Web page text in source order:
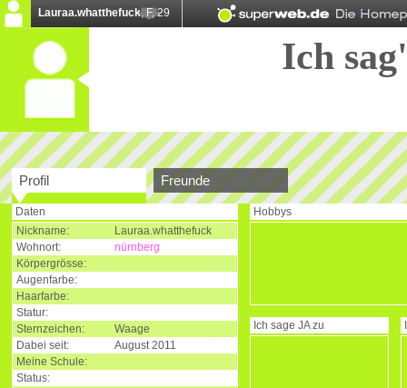
Lauraa.whatthefuck, F, 29
Ich
Profil Freunde
Daten
Nickname:
Lauraa.whatthefuck
Wohnort:
nürnberg
Körpergrösse:
Augenfarbe:
Haarfarbe:
Statur:
Sternzeichen:
Waage
Dabei seit:
August 2011
Meine Schule:
Status:
Hobbys
Ich sage JAzu